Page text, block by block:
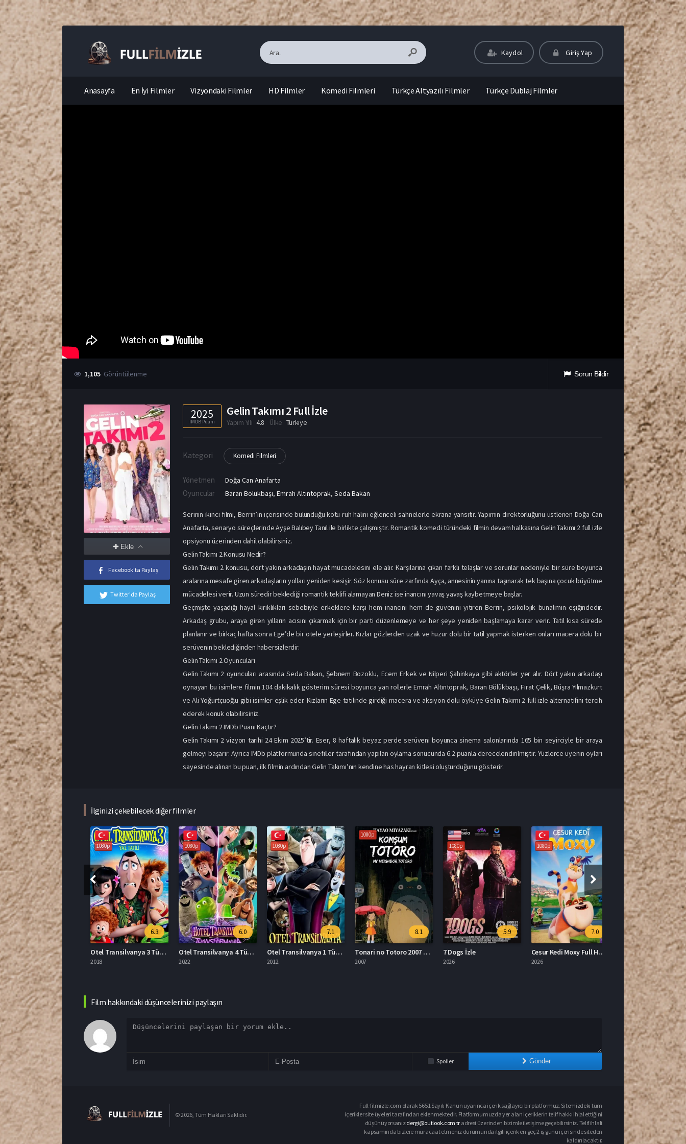
Kaydol Giriş Yap
Anasayfa En İyi Filmler Vizyondaki Filmler HD Filmler Komedi Filmleri Türkçe Altyazılı Filmler Türkçe Dublaj Filmler
1,105 Görüntülenme Sorun Bildir
Ekle
Facebook'ta Paylaş
Twitter'da Paylaş
2025
IMDB Puanı
Gelin Takımı 2 Full İzle
Yapım Yılı 4.8 Ülke Türkiye
Kategori Komedi Filmleri
Yönetmen Doğa Can Anafarta
Oyuncular Baran Bölükbaşı,Emrah Altıntoprak,Seda Bakan
Serinin ikinci filmi, Berrin’in içerisinde bulunduğu kötü ruh halini eğlenceli sahnelerle ekrana yansıtır. Yapımın direktörlüğünü üstlenen Doğa Can
Anafarta, senaryo süreçlerinde Ayşe Balıbey Tanıl ile birlikte çalışmıştır. Romantik komedi türündeki filmin devam halkasına Gelin Takımı 2 full izle
opsiyonu üzerinden dahil olabilirsiniz.
Gelin Takımı 2 Konusu Nedir?
Gelin Takımı 2 konusu, dört yakın arkadaşın hayat mücadelesini ele alır. Karşılarına çıkan farklı telaşlar ve sorunlar nedeniyle bir süre boyunca
aralarına mesafe giren arkadaşların yolları yeniden kesişir. Söz konusu süre zarfında Ayça, annesinin yanına taşınarak tek başına çocuk büyütme
mücadelesi verir. Uzun süredir beklediği romantik teklifi alamayan Deniz ise inancını yavaş yavaş kaybetmeye başlar.
Geçmişte yaşadığı hayal kırıklıkları sebebiyle erkeklere karşı hem inancını hem de güvenini yitiren Berrin, psikolojik bunalımın eşiğindedir.
Arkadaş grubu, araya giren yılların acısını çıkarmak için bir parti düzenlemeye ve her şeye yeniden başlamaya karar verir. Tatil kısa sürede
planlanır ve birkaç hafta sonra Ege’de bir otele yerleşirler. Kızlar gözlerden uzak ve huzur dolu bir tatil yapmak isterken onları macera dolu bir
serüvenin beklediğinden habersizlerdir.
Gelin Takımı 2 Oyuncuları
Gelin Takımı 2 oyuncuları arasında Seda Bakan, Şebnem Bozoklu, Ecem Erkek ve Nilperi Şahinkaya gibi aktörler yer alır. Dört yakın arkadaşı
oynayan bu isimlere filmin 104 dakikalık gösterim süresi boyunca yan rollerle Emrah Altıntoprak, Baran Bölükbaşı, Fırat Çelik, Büşra Yılmazkurt
ve Ali Yoğurtçuoğlu gibi isimler eşlik eder. Kızların Ege tatilinde girdiği macera ve aksiyon dolu öyküye Gelin Takımı 2 full izle alternatifini tercih
ederek konuk olabilirsiniz.
Gelin Takımı 2 IMDb Puanı Kaçtır?
Gelin Takımı 2 vizyon tarihi 24 Ekim 2025’tir. Eser, 8 haftalık beyaz perde serüveni boyunca sinema salonlarında 165 bin seyirciyle bir araya
gelmeyi başarır. Ayrıca IMDb platformunda sinefiller tarafından yapılan oylama sonucunda 6.2 puanla derecelendirilmiştir. Yüzlerce üyenin oyları
sayesinde alınan bu puan, ilk filmin ardından Gelin Takımı’nın kendine has hayran kitlesi oluşturduğunu gösterir.
İlginizi çekebilecek diğer filmler
1080p
6.8
1080p
6.3
Otel Transilvanya 3 Türkçe Dublaj Full İzle
2018
1080p
6.0
Otel Transilvanya 4 Türkçe Dublaj Full İzle
2022
1080p
7.1
Otel Transilvanya 1 Türkçe Dublaj Full İzle
2012
1080p
8.1
Tonari no Totoro 2007 Full İzle
2007
1080p
5.9
7 Dogs İzle
2026
1080p
7.0
Cesur Kedi Moxy Full HD İzle
2026
Film hakkındaki düşüncelerinizi paylaşın
Spoiler Gönder
© 2026, Tüm Hakları Saklıdır.
Full-filmizle.com olarak 5651 Sayılı Kanun uyarınca içerik sağlayıcı bir platformuz. Sitemizdeki tüm
içerikler site üyeleri tarafından eklenmektedir. Platformumuzda yer alan içeriklerin telif hakkı ihlal ettiğini
düşünüyorsanızdergi@outlook.com.tr adresi üzerinden bizimle iletişime geçebilirsiniz. Telif ihlali
kapsamında bizlere müracaat etmeniz durumunda ilgili içerik en geç 2 iş günü içerisinde siteden
kaldırılacaktır.